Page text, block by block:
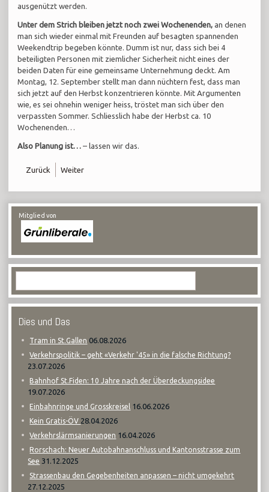
ausgenützt werden.
Unter dem Strich bleiben jetzt noch zwei Wochenenden, an denen
man sich wieder einmal mit Freunden auf besagten spannenden
Weekendtrip begeben könnte. Dumm ist nur, dass sich bei 4
beteiligten Personen mit ziemlicher Sicherheit nicht eines der
beiden Daten für eine gemeinsame Unternehmung deckt. Am
Montag, 12. September stellt man dann nüchtern fest, dass man
sich jetzt auf den Herbst konzentrieren könnte. Mit Argumenten
wie, es sei ohnehin weniger heiss, tröstet man sich über den
verpassten Sommer. Schliesslich habe der Herbst ca. 10
Wochenenden…
Also Planung ist… – lassen wir das.
Zurück Weiter
Mitglied von
Dies und Das
Tram in St.Gallen 06.08.2026
Verkehrspolitik – geht «Verkehr '45» in die falsche Richtung?
23.07.2026
Bahnhof St.Fiden: 10 Jahre nach der Überdeckungsidee
19.07.2026
Einbahnringe und Grosskreisel 16.06.2026
Kein Gratis-ÖV 28.04.2026
Verkehrslärmsanierungen 16.04.2026
Rorschach: Neuer Autobahnanschluss und Kantonsstrasse zum
See 31.12.2025
Strassenbau den Gegebenheiten anpassen – nicht umgekehrt
27.12.2025